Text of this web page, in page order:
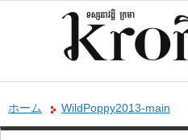
ホーム WildPoppy2013-main